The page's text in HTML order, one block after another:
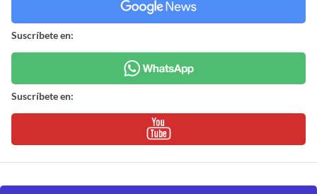
Suscríbete en:
Suscríbete en: